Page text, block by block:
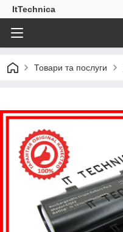
ItTechnica
Товари та послуги